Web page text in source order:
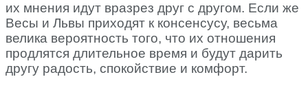
их мнения идут вразрез друг с другом. Если же
Весы и Львы приходят к консенсусу, весьма
велика вероятность того, что их отношения
продлятся длительное время и будут дарить
другу радость, спокойствие и комфорт.